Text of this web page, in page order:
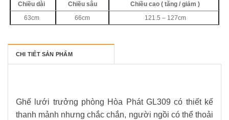
Chiều dài Chiều sâu Chiều cao ( tăng / giảm )
63cm 66cm 121.5 – 127cm
CHI TIẾT SẢN PHẨM
Ghế lưới trưởng phòng Hòa Phát GL309 có thiết kế
thanh mảnh nhưng chắc chắn, người ngồi có thể thoải